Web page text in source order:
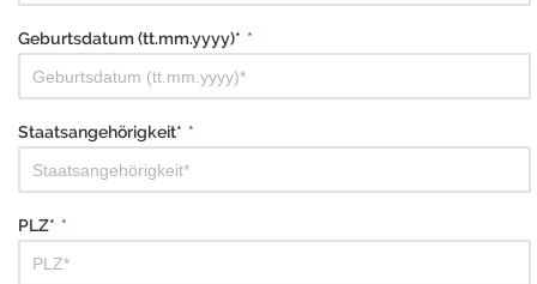
Geburtsdatum (tt.mm.yyyy)* *
Staatsangehörigkeit* *
PLZ* *